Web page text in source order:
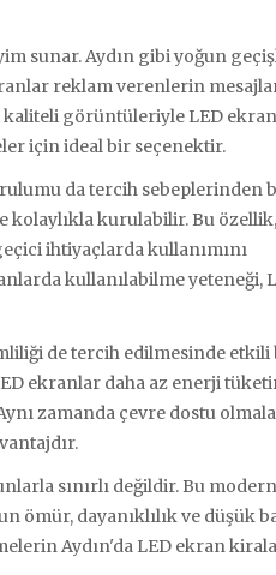
sunar. Aydın gibi yoğun
reklam verenlerin
görüntüleriyle LED
için ideal bir seçenektir.
da tercih sebeplerinden
kolaylıkla kurulabilir. Bu özellik,
ihtiyaçlarda kullanımını
kullanılabilme yeteneği,
de tercih edilmesinde etkili
ekranlar daha az enerji
zamanda çevre dostu
sınırlı değildir. Bu modern
ömür, dayanıklılık ve düşük
Aydın'da LED ekran